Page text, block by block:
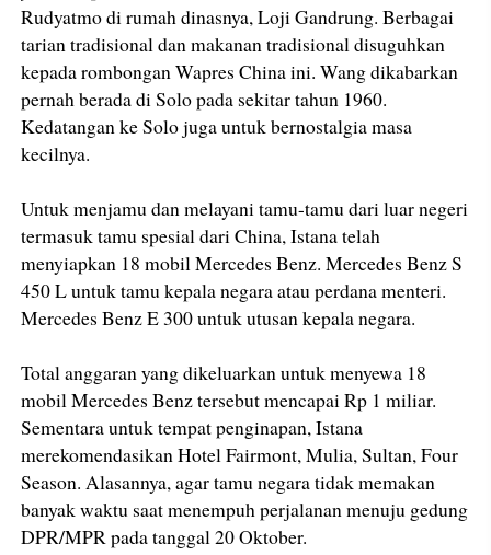
Rudyatmo di rumah dinasnya, Loji Gandrung. Berbagai
tarian tradisional dan makanan tradisional disuguhkan
kepada rombongan Wapres China ini. Wang dikabarkan
pernah berada di Solo pada sekitar tahun 1960.
Kedatangan ke Solo juga untuk bernostalgia masa
kecilnya.
Untuk menjamu dan melayani tamu-tamu dari luar negeri
termasuk tamu spesial dari China, Istana telah
menyiapkan 18 mobil Mercedes Benz. Mercedes Benz S
450 L untuk tamu kepala negara atau perdana menteri.
Mercedes Benz E 300 untuk utusan kepala negara.
Total anggaran yang dikeluarkan untuk menyewa 18
mobil Mercedes Benz tersebut mencapai Rp 1 miliar.
Sementara untuk tempat penginapan, Istana
merekomendasikan Hotel Fairmont, Mulia, Sultan, Four
Season. Alasannya, agar tamu negara tidak memakan
banyak waktu saat menempuh perjalanan menuju gedung
DPR/MPR pada tanggal 20 Oktober.